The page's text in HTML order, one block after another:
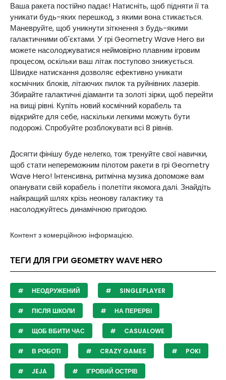
Ваша ракета постійно падає! Натисніть, щоб підняти її та
уникати будь-яких перешкод, з якими вона стикається.
Маневруйте, щоб уникнути зіткнення з будь-якими
галактичними об'єктами. У грі Geometry Wave Hero ви
можете насолоджуватися неймовірно плавним ігровим
процесом, оскільки ваш літак поступово знижується.
Швидке натискання дозволяє ефективно уникати
космічних блоків, літаючих пилок та руйнівних лазерів.
Збирайте галактичні діаманти та золоті зірки, щоб перейти
на вищі рівні. Купіть новий космічний корабель та
відкрийте для себе, наскільки легкими можуть бути
подорожі. Спробуйте розблокувати всі 8 рівнів.
Досягти фінішу буде нелегко, тож тренуйте свої навички,
щоб стати непереможним пілотом ракети в грі Geometry
Wave Hero! Інтенсивна, ритмічна музика допоможе вам
опанувати свій корабель і полетіти якомога далі. Знайдіть
найкращий шлях крізь неонову галактику та
насолоджуйтесь динамічною пригодою.
Контент з комерційною інформацією.
ТЕГИ ДЛЯ ГРИ GEOMETRY WAVE HERO
НЕОДРУЖЕНИЙ SINGLEPLAYER
ПІСЛЯ ШКОЛИ НА ПЕРЕРВІ
ЩОБ ВБИТИ ЧАС CASUALOWE
В РОБОТІ CRAZY GAMES POKI
JEJA ІГРОВИЙ ОСТРІВ